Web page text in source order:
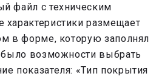
файл с техническим
размещает
в форме, которую заполнял
было возможности выбрать
показателя: «Тип покрытия